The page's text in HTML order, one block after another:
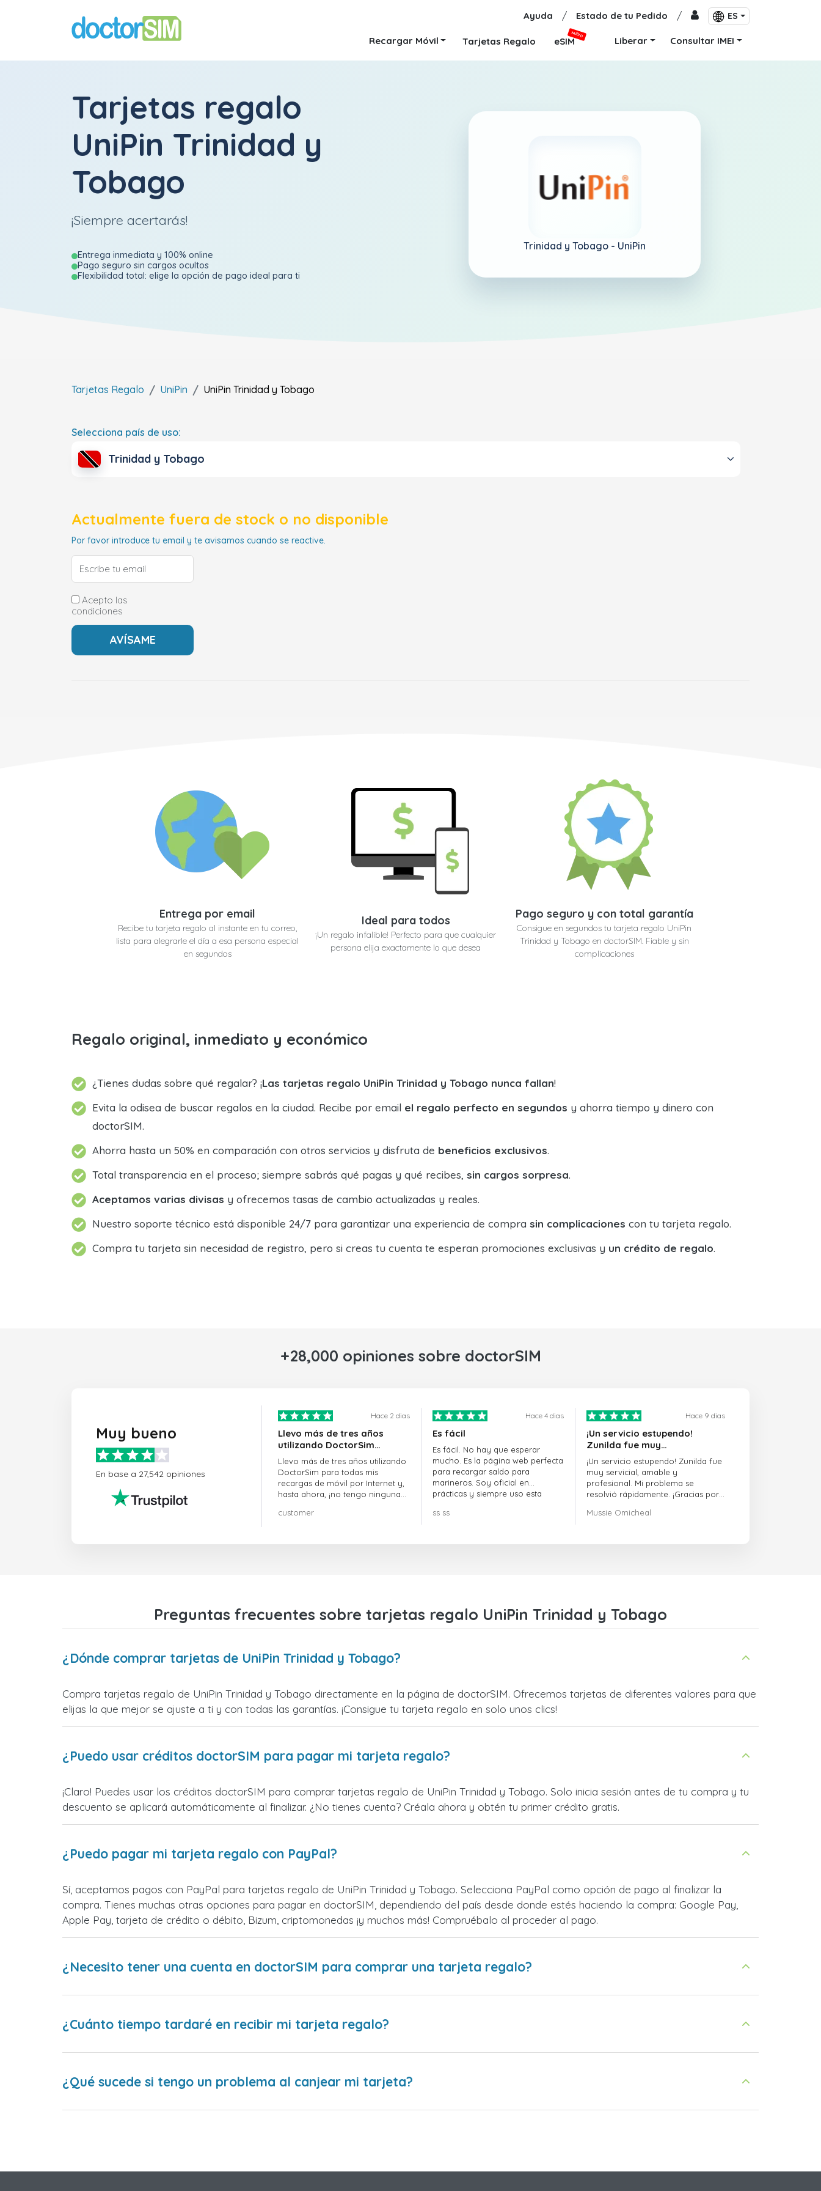
Ayuda / Estado de tu Pedido / ES
Recargar Móvil Tarjetas Regalo eSIM
NUEVO
Liberar Consultar IMEI
Tarjetas regalo
UniPin Trinidad y
Tobago
¡Siempre acertarás!
Entrega inmediata y 100% online
Pago seguro sin cargos ocultos
Flexibilidad total: elige la opción de pago ideal para ti
Trinidad y Tobago - UniPin
Tarjetas Regalo UniPin UniPin Trinidad y Tobago
Selecciona país de uso:
Trinidad y Tobago
Actualmente fuera de stock o no disponible
Por favor introduce tu email y te avisamos cuando se reactive.
Acepto las
condiciones
Entrega por email
Recibe tu tarjeta regalo al instante en tu correo,
lista para alegrarle el día a esa persona especial
en segundos
Ideal para todos
¡Un regalo infalible! Perfecto para que cualquier
persona elija exactamente lo que desea
Pago seguro y con total garantía
Consigue en segundos tu tarjeta regalo UniPin
Trinidad y Tobago en doctorSIM. Fiable y sin
complicaciones
Regalo original, inmediato y económico
¿Tienes dudas sobre qué regalar? ¡Las tarjetas regalo UniPin Trinidad y Tobago nunca fallan!
Evita la odisea de buscar regalos en la ciudad. Recibe por email el regalo perfecto en segundos y ahorra tiempo y dinero con
doctorSIM.
Ahorra hasta un 50% en comparación con otros servicios y disfruta de beneficios exclusivos.
Total transparencia en el proceso; siempre sabrás qué pagas y qué recibes, sin cargos sorpresa.
Aceptamos varias divisas y ofrecemos tasas de cambio actualizadas y reales.
Nuestro soporte técnico está disponible 24/7 para garantizar una experiencia de compra sin complicaciones con tu tarjeta regalo.
Compra tu tarjeta sin necesidad de registro, pero si creas tu cuenta te esperan promociones exclusivas y un crédito de regalo.
+28,000 opiniones sobre doctorSIM
Muy bueno
En base a 27,542 opiniones
Hace 2 dias
Llevo más de tres años
utilizando DoctorSim…
Llevo más de tres años utilizando
DoctorSim para todas mis
recargas de móvil por Internet y,
hasta ahora, ¡no tengo ninguna
customer
Hace 4 dias
Es fácil
Es fácil. No hay que esperar
mucho. Es la página web perfecta
para recargar saldo para
marineros. Soy oficial en
prácticas y siempre uso esta
ss ss
Hace 9 dias
¡Un servicio estupendo!
Zunilda fue muy…
¡Un servicio estupendo! Zunilda fue
muy servicial, amable y
profesional. Mi problema se
resolvió rápidamente. ¡Gracias por
Mussie Omicheal
Preguntas frecuentes sobre tarjetas regalo UniPin Trinidad y Tobago
¿Dónde comprar tarjetas de UniPin Trinidad y Tobago?
Compra tarjetas regalo de UniPin Trinidad y Tobago directamente en la página de doctorSIM. Ofrecemos tarjetas de diferentes valores para que
elijas la que mejor se ajuste a ti y con todas las garantías. ¡Consigue tu tarjeta regalo en solo unos clics!
¿Puedo usar créditos doctorSIM para pagar mi tarjeta regalo?
¡Claro! Puedes usar los créditos doctorSIM para comprar tarjetas regalo de UniPin Trinidad y Tobago. Solo inicia sesión antes de tu compra y tu
descuento se aplicará automáticamente al finalizar. ¿No tienes cuenta? Créala ahora y obtén tu primer crédito gratis.
¿Puedo pagar mi tarjeta regalo con PayPal?
Sí, aceptamos pagos con PayPal para tarjetas regalo de UniPin Trinidad y Tobago. Selecciona PayPal como opción de pago al finalizar la
compra. Tienes muchas otras opciones para pagar en doctorSIM, dependiendo del país desde donde estés haciendo la compra: Google Pay,
Apple Pay, tarjeta de crédito o débito, Bizum, criptomonedas ¡y muchos más! Compruébalo al proceder al pago.
¿Necesito tener una cuenta en doctorSIM para comprar una tarjeta regalo?
¿Cuánto tiempo tardaré en recibir mi tarjeta regalo?
¿Qué sucede si tengo un problema al canjear mi tarjeta?